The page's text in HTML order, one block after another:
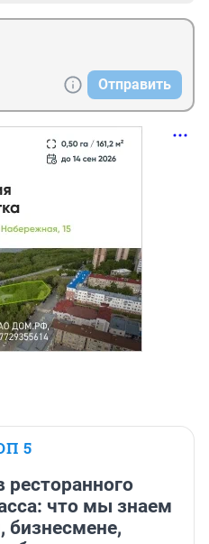
Отправить
5
ресторанного
что мы знаем
бизнесмене,